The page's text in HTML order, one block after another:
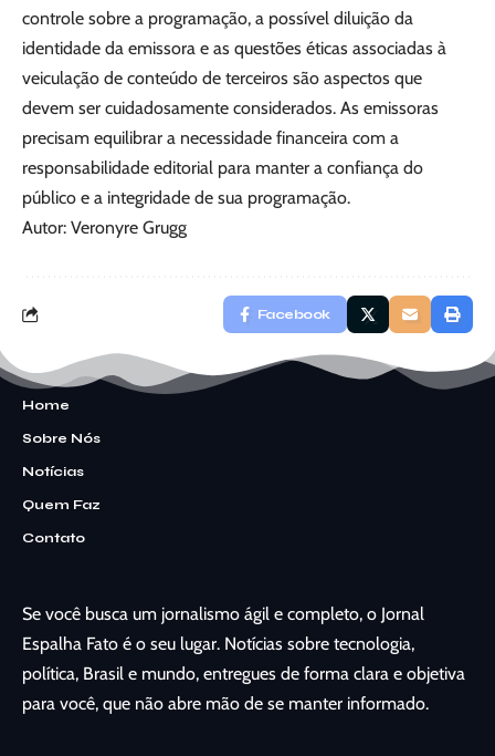
controle sobre a programação, a possível diluição da
identidade da emissora e as questões éticas associadas à
veiculação de conteúdo de terceiros são aspectos que
devem ser cuidadosamente considerados. As emissoras
precisam equilibrar a necessidade financeira com a
responsabilidade editorial para manter a confiança do
público e a integridade de sua programação.
Autor: Veronyre Grugg
Facebook
Home
Sobre Nós
Notícias
Quem Faz
Contato
Se você busca um jornalismo ágil e completo, o Jornal
Espalha Fato é o seu lugar. Notícias sobre tecnologia,
política, Brasil e mundo, entregues de forma clara e objetiva
para você, que não abre mão de se manter informado.